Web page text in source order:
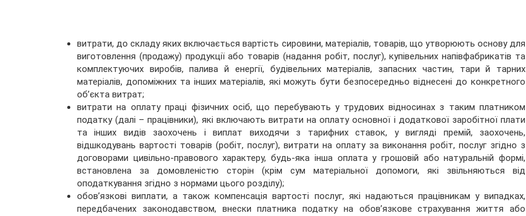
витрати, до складу яких включається вартість сировини, матеріалів, товарів, що утворюють основу для
виготовлення (продажу) продукції або товарів (надання робіт, послуг), купівельних напівфабрикатів та
комплектуючих виробів, палива й енергії, будівельних матеріалів, запасних частин, тари й тарних
матеріалів, допоміжних та інших матеріалів, які можуть бути безпосередньо віднесені до конкретного
об’єкта витрат;
витрати на оплату праці фізичних осіб, що перебувають у трудових відносинах з таким платником
податку (далі – працівники), які включають витрати на оплату основної і додаткової заробітної плати
та інших видів заохочень і виплат виходячи з тарифних ставок, у вигляді премій, заохочень,
відшкодувань вартості товарів (робіт, послуг), витрати на оплату за виконання робіт, послуг згідно з
договорами цивільно-правового характеру, будь-яка інша оплата у грошовій або натуральній формі,
встановлена за домовленістю сторін (крім сум матеріальної допомоги, які звільняються від
оподаткування згідно з нормами цього розділу);
обов’язкові виплати, а також компенсація вартості послуг, які надаються працівникам у випадках,
передбачених законодавством, внески платника податку на обов’язкове страхування життя або